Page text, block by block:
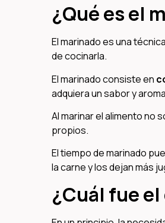
¿Qué es el
El marinado es una
de cocinarla.
El marinado consiste en
adquiera un sabor y
Al marinar el alimento no
propios.
El tiempo de marinado
la carne y los dejan más
¿Cuál fue